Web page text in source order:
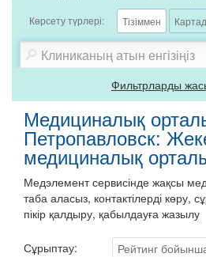
Көрсету түрлері: Тізіммен
Фильтрларды
Медициналық
Петропавловск:
медициналық
Медэлемент сервисінде жақсы
таба аласыз, контактілерді көру,
пікір қалдыру, қабылдауға жазылу
Сұрыптау: Рейтинг